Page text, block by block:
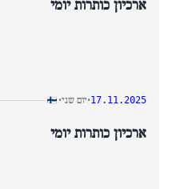
ארכיון כותרות יומי
17.11.2025
•יום שני•
ארכיון כותרות יומי